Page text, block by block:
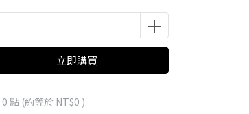
立即購買
0 點 (約等於 NT$0 )